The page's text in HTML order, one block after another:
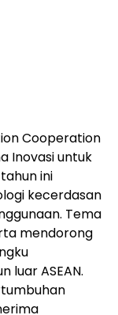
Cooperation
Inovasi untuk
ini
kecerdasan
Tema
mendorong
luar ASEAN.